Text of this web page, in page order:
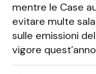
mentre le Case
evitare multe
sulle emissioni
vigore